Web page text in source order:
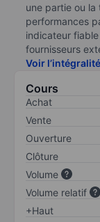
une partie ou
performances
indicateur
fournisseurs
Voir
Cours
Achat
Vente
Ouverture
Clôture
Volume
Volume relatif
+Haut